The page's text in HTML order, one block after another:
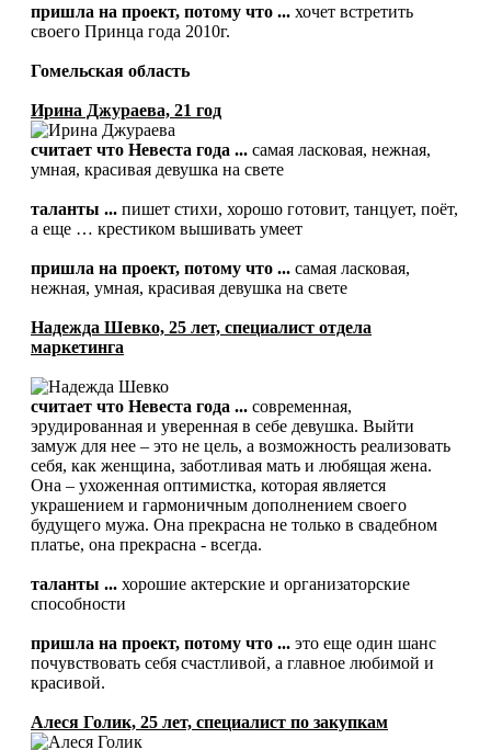
пришла на проект, потому что ... хочет встретить
своего Принца года 2010г.
Гомельская область
Ирина Джураева, 21 год
считает что Невеста года ... самая ласковая, нежная,
умная, красивая девушка на свете
таланты ... пишет стихи, хорошо готовит, танцует, поёт,
а еще … крестиком вышивать умеет
пришла на проект, потому что ... самая ласковая,
нежная, умная, красивая девушка на свете
Надежда Шевко, 25 лет, специалист отдела
маркетинга
считает что Невеста года ... современная,
эрудированная и уверенная в себе девушка. Выйти
замуж для нее – это не цель, а возможность реализовать
себя, как женщина, заботливая мать и любящая жена.
Она – ухоженная оптимистка, которая является
украшением и гармоничным дополнением своего
будущего мужа. Она прекрасна не только в свадебном
платье, она прекрасна - всегда.
таланты ... хорошие актерские и организаторские
способности
пришла на проект, потому что ... это еще один шанс
почувствовать себя счастливой, а главное любимой и
красивой.
Алеся Голик, 25 лет, специалист по закупкам